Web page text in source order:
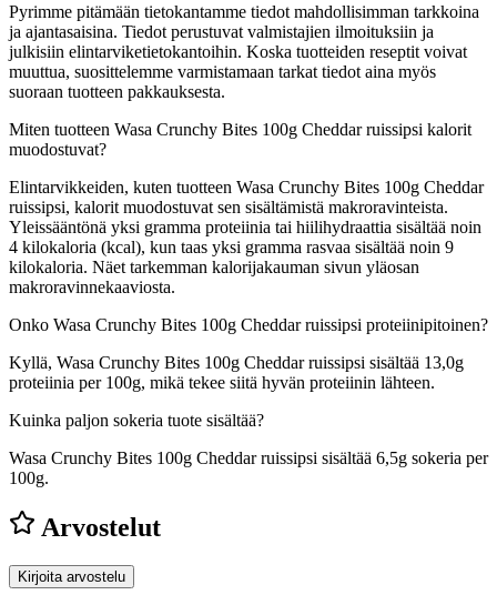
Pyrimme pitämään tietokantamme tiedot mahdollisimman tarkkoina
ja ajantasaisina. Tiedot perustuvat valmistajien ilmoituksiin ja
julkisiin elintarviketietokantoihin. Koska tuotteiden reseptit voivat
muuttua, suosittelemme varmistamaan tarkat tiedot aina myös
suoraan tuotteen pakkauksesta.
Miten tuotteen Wasa Crunchy Bites 100g Cheddar ruissipsi kalorit
muodostuvat?
Elintarvikkeiden, kuten tuotteen Wasa Crunchy Bites 100g Cheddar
ruissipsi, kalorit muodostuvat sen sisältämistä makroravinteista.
Yleissääntönä yksi gramma proteiinia tai hiilihydraattia sisältää noin
4 kilokaloria (kcal), kun taas yksi gramma rasvaa sisältää noin 9
kilokaloria. Näet tarkemman kalorijakauman sivun yläosan
makroravinnekaaviosta.
Onko Wasa Crunchy Bites 100g Cheddar ruissipsi proteiinipitoinen?
Kyllä, Wasa Crunchy Bites 100g Cheddar ruissipsi sisältää 13,0g
proteiinia per 100g, mikä tekee siitä hyvän proteiinin lähteen.
Kuinka paljon sokeria tuote sisältää?
Wasa Crunchy Bites 100g Cheddar ruissipsi sisältää 6,5g sokeria per
100g.
Arvostelut
Kirjoita arvostelu